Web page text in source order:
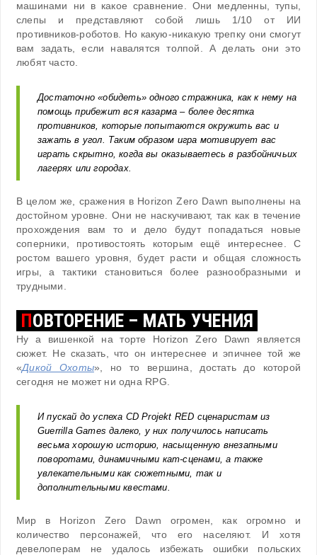
машинами ни в какое сравнение. Они медленны, тупы,
слепы и представляют собой лишь 1/10 от ИИ
противников-роботов. Но какую-никакую трепку они смогут
вам задать, если навалятся толпой. А делать они это
любят часто.
Достаточно «обидеть» одного стражника, как к нему на
помощь прибежит вся казарма – более десятка
противников, которые попытаются окружить вас и
зажать в угол. Таким образом игра мотивирует вас
играть скрытно, когда вы оказываетесь в разбойничьих
лагерях или городах.
В целом же, сражения в Horizon Zero Dawn выполнены на
достойном уровне. Они не наскучивают, так как в течение
прохождения вам то и дело будут попадаться новые
соперники, противостоять которым ещё интереснее. С
ростом вашего уровня, будет расти и общая сложность
игры, а тактики становиться более разнообразными и
трудными.
ПОВТОРЕНИЕ – МАТЬ УЧЕНИЯ
Ну а вишенкой на торте Horizon Zero Dawn является
сюжет. Не сказать, что он интереснее и эпичнее той же
«Дикой Охоты», но то вершина, достать до которой
сегодня не может ни одна RPG.
И пускай до успеха CD Projekt RED сценаристам из
Guerrilla Games далеко, у них получилось написать
весьма хорошую историю, насыщенную внезапными
поворотами, динамичными кат-сценами, а также
увлекательными как сюжетными, так и
дополнительными квестами.
Мир в Horizon Zero Dawn огромен, как огромно и
количество персонажей, что его населяют. И хотя
девелоперам не удалось избежать ошибки польских